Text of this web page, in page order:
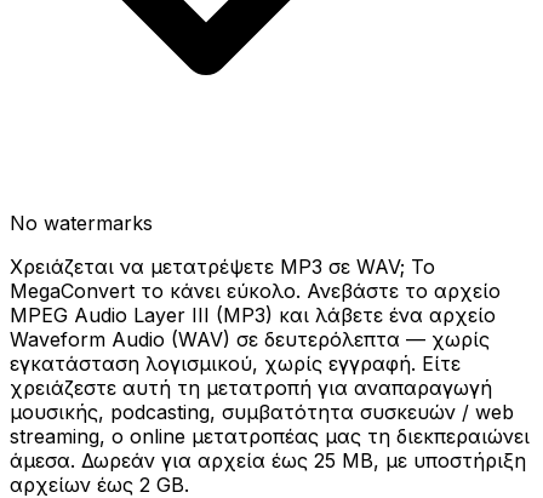
No watermarks
Χρειάζεται να μετατρέψετε MP3 σε WAV; Το
MegaConvert το κάνει εύκολο. Ανεβάστε το αρχείο
MPEG Audio Layer III (MP3) και λάβετε ένα αρχείο
Waveform Audio (WAV) σε δευτερόλεπτα — χωρίς
εγκατάσταση λογισμικού, χωρίς εγγραφή. Είτε
χρειάζεστε αυτή τη μετατροπή για αναπαραγωγή
μουσικής, podcasting, συμβατότητα συσκευών / web
streaming, ο online μετατροπέας μας τη διεκπεραιώνει
άμεσα. Δωρεάν για αρχεία έως 25 MB, με υποστήριξη
αρχείων έως 2 GB.